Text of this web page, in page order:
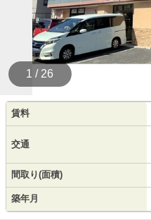
1 / 26
賃料
交通
間取り(面積)
築年月